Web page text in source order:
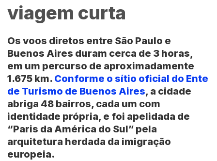
viagem curta
Os voos diretos entre São Paulo e
Buenos Aires duram cerca de 3 horas,
em um percurso de aproximadamente
1.675 km. Conforme o sítio oficial do Ente
de Turismo de Buenos Aires, a cidade
abriga 48 bairros, cada um com
identidade própria, e foi apelidada de
“Paris da América do Sul” pela
arquitetura herdada da imigração
europeia.